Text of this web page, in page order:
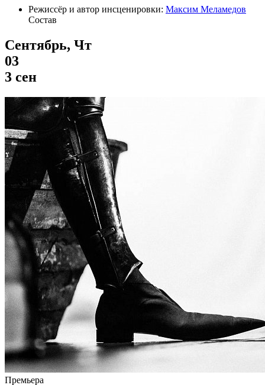
Режиссёр и автор инсценировки: Максим Меламедов
Состав
Сентябрь, Чт
03
3 сен
Премьера